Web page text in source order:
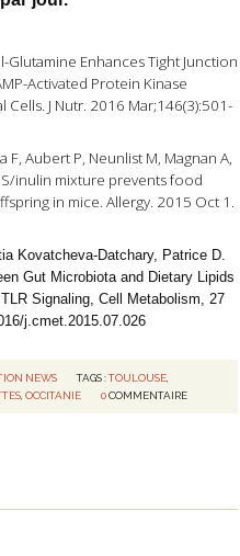
l-Glutamine Enhances Tight Junction
Activated Protein Kinase
J Nutr. 2016 Mar;146(3):501-
F, Aubert P, Neunlist M, Magnan A,
inulin mixture prevents food
in mice. Allergy. 2015 Oct 1.
Kovatcheva-Datchary, Patrice D.
Gut Microbiota and Dietary Lipids
Signaling, Cell Metabolism, 27
j.cmet.2015.07.026
NEWS TAGS :TOULOUSE
,OCCITANIE 0 COMMENTAIRE